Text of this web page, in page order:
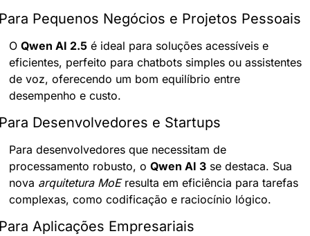
Pequenos Negócios e Projetos Pessoais
O Qwen AI 2.5 é ideal para soluções acessíveis e
eficientes, perfeito para chatbots simples ou assistentes
de voz, oferecendo um bom equilíbrio entre
desempenho e custo.
Desenvolvedores e Startups
Para desenvolvedores que necessitam de
processamento robusto, o Qwen AI 3 se destaca. Sua
nova arquitetura MoE resulta em eficiência para tarefas
complexas, como codificação e raciocínio lógico.
Aplicações Empresariais